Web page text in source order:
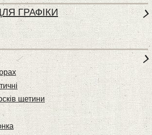
ГРАФІКИ
щетини